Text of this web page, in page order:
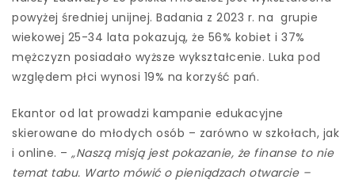
powyżej średniej unijnej. Badania z 2023 r. na grupie
wiekowej 25-34 lata pokazują, że 56% kobiet i 37%
mężczyzn posiadało wyższe wykształcenie. Luka pod
względem płci wynosi 19% na korzyść pań.
Ekantor od lat prowadzi kampanie edukacyjne
skierowane do młodych osób – zarówno w szkołach, jak
i online. – „Naszą misją jest pokazanie, że finanse to nie
temat tabu. Warto mówić o pieniądzach otwarcie –